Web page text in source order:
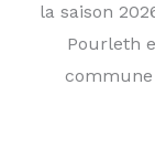
la saison
Pourleth
commune